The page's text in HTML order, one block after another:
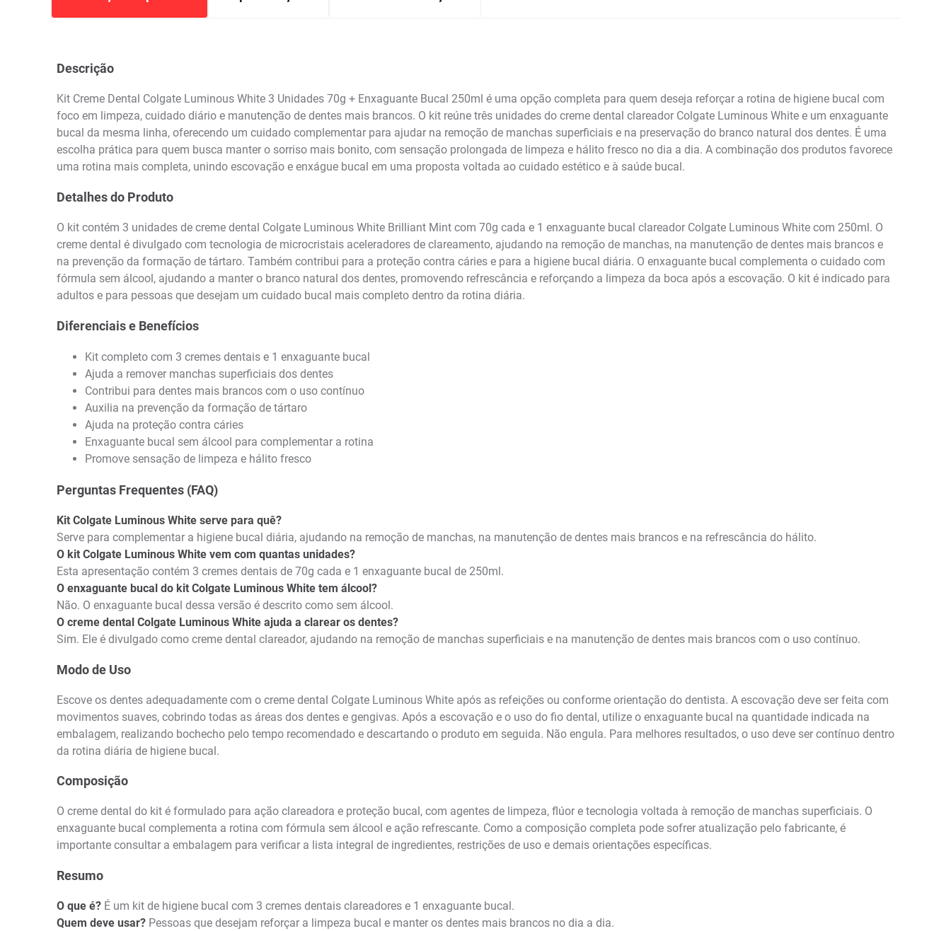
Descrição
Kit Creme Dental Colgate Luminous White 3 Unidades 70g + Enxaguante Bucal 250ml é uma opção completa para quem deseja reforçar a rotina de higiene bucal com
foco em limpeza, cuidado diário e manutenção de dentes mais brancos. O kit reúne três unidades do creme dental clareador Colgate Luminous White e um enxaguante
bucal da mesma linha, oferecendo um cuidado complementar para ajudar na remoção de manchas superficiais e na preservação do branco natural dos dentes. É uma
escolha prática para quem busca manter o sorriso mais bonito, com sensação prolongada de limpeza e hálito fresco no dia a dia. A combinação dos produtos favorece
uma rotina mais completa, unindo escovação e enxágue bucal em uma proposta voltada ao cuidado estético e à saúde bucal.
Detalhes do Produto
O kit contém 3 unidades de creme dental Colgate Luminous White Brilliant Mint com 70g cada e 1 enxaguante bucal clareador Colgate Luminous White com 250ml. O
creme dental é divulgado com tecnologia de microcristais aceleradores de clareamento, ajudando na remoção de manchas, na manutenção de dentes mais brancos e
na prevenção da formação de tártaro. Também contribui para a proteção contra cáries e para a higiene bucal diária. O enxaguante bucal complementa o cuidado com
fórmula sem álcool, ajudando a manter o branco natural dos dentes, promovendo refrescância e reforçando a limpeza da boca após a escovação. O kit é indicado para
adultos e para pessoas que desejam um cuidado bucal mais completo dentro da rotina diária.
Diferenciais e Benefícios
Kit completo com 3 cremes dentais e 1 enxaguante bucal
Ajuda a remover manchas superficiais dos dentes
Contribui para dentes mais brancos com o uso contínuo
Auxilia na prevenção da formação de tártaro
Ajuda na proteção contra cáries
Enxaguante bucal sem álcool para complementar a rotina
Promove sensação de limpeza e hálito fresco
Perguntas Frequentes (FAQ)
Kit Colgate Luminous White serve para quê?
Serve para complementar a higiene bucal diária, ajudando na remoção de manchas, na manutenção de dentes mais brancos e na refrescância do hálito.
O kit Colgate Luminous White vem com quantas unidades?
Esta apresentação contém 3 cremes dentais de 70g cada e 1 enxaguante bucal de 250ml.
O enxaguante bucal do kit Colgate Luminous White tem álcool?
Não. O enxaguante bucal dessa versão é descrito como sem álcool.
O creme dental Colgate Luminous White ajuda a clarear os dentes?
Sim. Ele é divulgado como creme dental clareador, ajudando na remoção de manchas superficiais e na manutenção de dentes mais brancos com o uso contínuo.
Modo de Uso
Escove os dentes adequadamente com o creme dental Colgate Luminous White após as refeições ou conforme orientação do dentista. A escovação deve ser feita com
movimentos suaves, cobrindo todas as áreas dos dentes e gengivas. Após a escovação e o uso do fio dental, utilize o enxaguante bucal na quantidade indicada na
embalagem, realizando bochecho pelo tempo recomendado e descartando o produto em seguida. Não engula. Para melhores resultados, o uso deve ser contínuo dentro
da rotina diária de higiene bucal.
Composição
O creme dental do kit é formulado para ação clareadora e proteção bucal, com agentes de limpeza, flúor e tecnologia voltada à remoção de manchas superficiais. O
enxaguante bucal complementa a rotina com fórmula sem álcool e ação refrescante. Como a composição completa pode sofrer atualização pelo fabricante, é
importante consultar a embalagem para verificar a lista integral de ingredientes, restrições de uso e demais orientações específicas.
Resumo
O que é? É um kit de higiene bucal com 3 cremes dentais clareadores e 1 enxaguante bucal.
Quem deve usar? Pessoas que desejam reforçar a limpeza bucal e manter os dentes mais brancos no dia a dia.